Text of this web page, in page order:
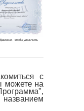
с
можете на